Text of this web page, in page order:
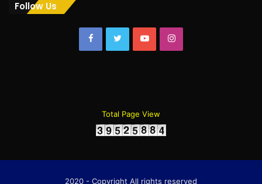
Follow Us
FacebookTwitterYouTubeInstagram
Total Page View
2020 - Copyright All rights reserved